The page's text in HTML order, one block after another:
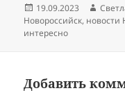
Опубликовано
19.09.2023 Автор
Новороссийск, новости
интересно
Добавить